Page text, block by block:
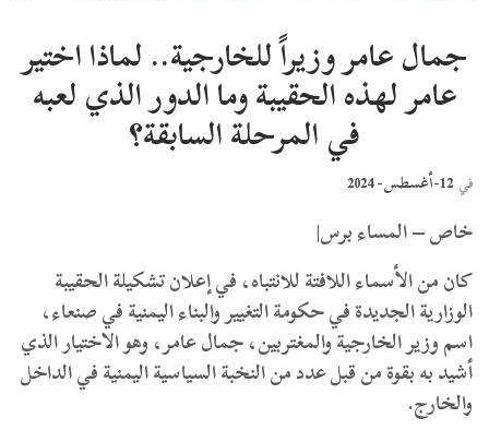
جمال عامر وزيراً للخارجية.. لماذا اختير
عامر لهذه الحقيبة وما الدور الذي لعبه
في المرحلة السابقة؟
في 12-أغسطس- 2024
خاص – المساء برس|
كان من الأسماء اللافتة للانتباه، في إعلان تشكيلة الحقيبة
الوزارية الجديدة في حكومة التغيير والبناء اليمنية في صنعاء،
اسم وزير الخارجية والمغتربين، جمال عامر، وهو الاختيار الذي
أشيد به بقوة من قبل عدد من النخبة السياسية اليمنية في الداخل
والخارج.